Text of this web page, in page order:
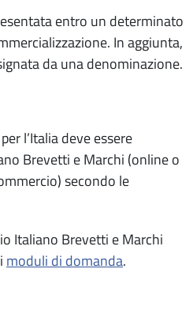
entro un determinato
In aggiunta,
da una denominazione.
l’Italia deve essere
Brevetti e Marchi (online o
secondo le
Italiano Brevetti e Marchi
moduli di domanda.